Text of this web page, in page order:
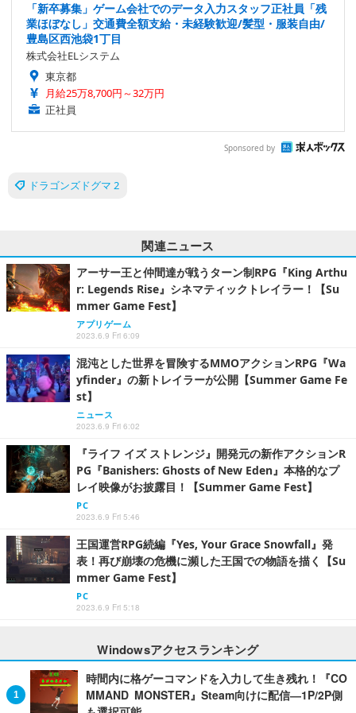
「新卒募集」ゲーム会社でのデータ入力スタッフ正社員「残
業ほぼなし」交通費全額支給・未経験歓迎/髪型・服装自由/
豊島区西池袋1丁目
株式会社ELシステム
東京都
月給25万8,700円～32万円
正社員
Sponsored by
ドラゴンズドグマ 2
関連ニュース
アーサー王と仲間達が戦うターン制RPG『King Arthu
r: Legends Rise』シネマティックトレイラー！【Su
mmer Game Fest】
アプリゲーム
2023.6.9 Fri 6:09
混沌とした世界を冒険するMMOアクションRPG『Wa
yfinder』の新トレイラーが公開【Summer Game Fe
st】
ニュース
2023.6.9 Fri 6:02
『ライフ イズ ストレンジ』開発元の新作アクションR
PG『Banishers: Ghosts of New Eden』本格的なプ
レイ映像がお披露目！【Summer Game Fest】
PC
2023.6.9 Fri 5:46
王国運営RPG続編『Yes, Your Grace Snowfall』発
表！再び崩壊の危機に瀕した王国での物語を描く【Su
mmer Game Fest】
PC
2023.6.9 Fri 5:18
Windowsアクセスランキング
時間内に格ゲーコマンドを入力して生き残れ！『CO
MMAND MONSTER』Steam向けに配信―1P/2P側